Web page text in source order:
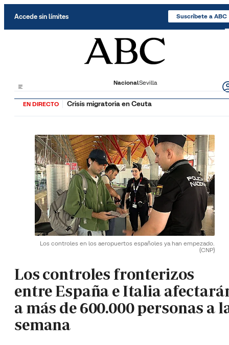
Accede sin límites Suscríbete a ABC
NacionalSevilla
EN DIRECTO Crisis migratoria en Ceuta
Los controles en los aeropuertos españoles ya han empezado.
(CNP)
Los controles fronterizos
entre España e Italia
a más de 600.000 personas a
semana